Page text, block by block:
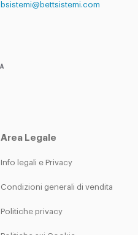
bsistemi@bettsistemi.com
Area Legale
Info legali e Privacy
Condizioni generali di vendita
Politiche privacy